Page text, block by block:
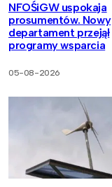
NFOŚiGW uspokaja
prosumentów. Nowy
departament przejął
programy wsparcia
05-08-2026